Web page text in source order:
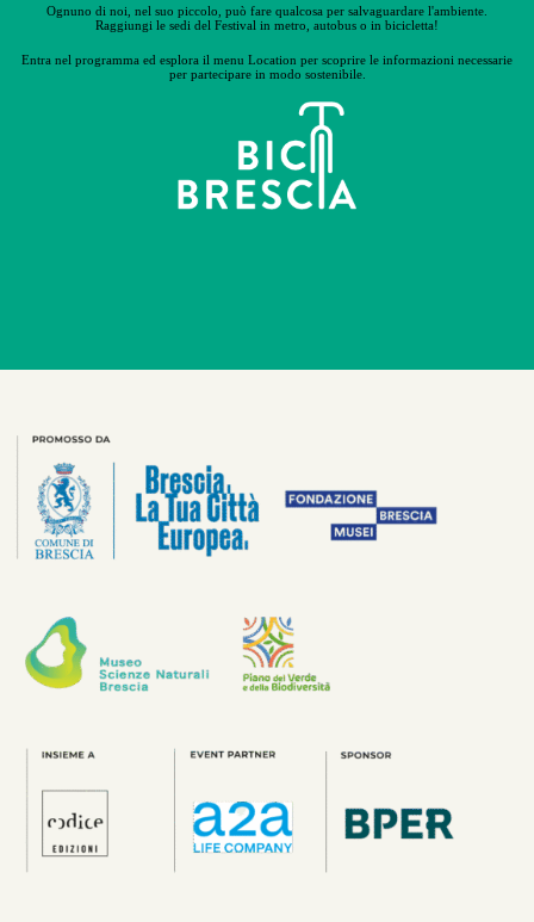
Ognuno di noi, nel suo piccolo, può fare qualcosa per salvaguardare l'ambiente.
Raggiungi le sedi del Festival in metro, autobus o in bicicletta!
Entra nel programma ed esplora il menu Location per scoprire le informazioni necessarie
per partecipare in modo sostenibile.